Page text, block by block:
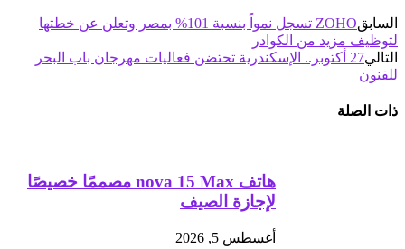
السابق
ZOHO تسجل نمواً بنسبة 101% بمصر وتعلن عن خطتها
لتوظيف مزيد من الكوادر
التالي
27 أكتوبر.. الإسكندرية تحتضن فعاليات مهرجان باب البحر
للفنون
ذات الصلة
هاتف nova 15 Max مصممًا خصيصًا
لإجازة الصيف
أغسطس 5, 2026